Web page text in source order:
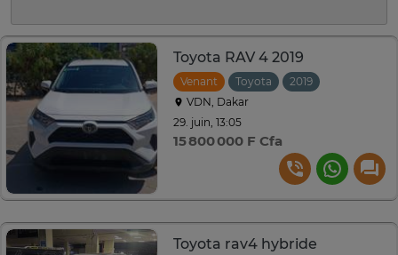
Toyota RAV 4 2019
Venant Toyota 2019
VDN, Dakar
29. juin, 13:05
15 800 000 F Cfa
Toyota rav4 hybride